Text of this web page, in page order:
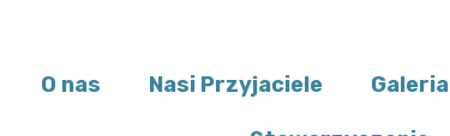
O nas Nasi Przyjaciele Galeria